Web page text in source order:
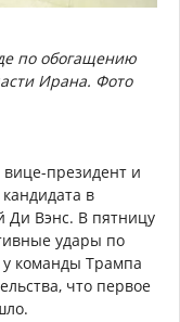
по обогащению
Ирана. Фото
президент и
в
Вэнс. В пятницу
удары по
команды Трампа
что первое